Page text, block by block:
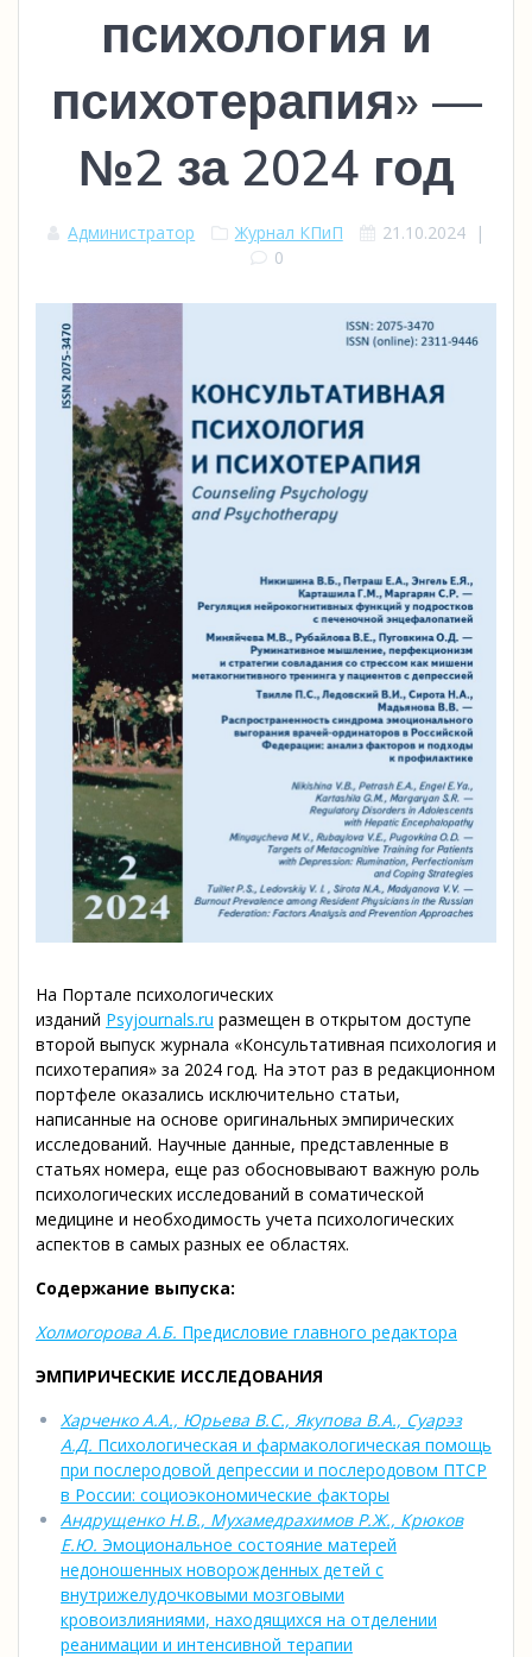
психология и
психотерапия» —
№2 за 2024 год
Администратор Журнал КПиП 21.10.2024 |
0
На Портале психологических
изданий Psyjournals.ru размещен в открытом доступе
второй выпуск журнала «Консультативная психология и
психотерапия» за 2024 год. На этот раз в редакционном
портфеле оказались исключительно статьи,
написанные на основе оригинальных эмпирических
исследований. Научные данные, представленные в
статьях номера, еще раз обосновывают важную роль
психологических исследований в соматической
медицине и необходимость учета психологических
аспектов в самых разных ее областях.
Содержание выпуска:
Холмогорова А.Б. Предисловие главного редактора
ЭМПИРИЧЕСКИЕ ИССЛЕДОВАНИЯ
Харченко А.А., Юрьева В.С., Якупова В.А., Суарэз
А.Д. Психологическая и фармакологическая помощь
при послеродовой депрессии и послеродовом ПТСР
в России: социоэкономические факторы
Андрущенко Н.В., Мухамедрахимов Р.Ж., Крюков
Е.Ю. Эмоциональное состояние матерей
недоношенных новорожденных детей с
внутрижелудочковыми мозговыми
кровоизлияниями, находящихся на отделении
реанимации и интенсивной терапии